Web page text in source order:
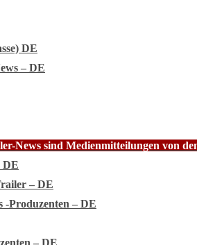
DE
– DE
News sind Medienmitteilungen von
DE
– DE
Produzenten – DE
– DE